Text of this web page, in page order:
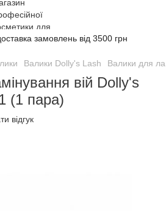
замовлень від 3500 грн
Валики Dolly's Lash Валики для
вій Dolly's
(1 пара)
відгук